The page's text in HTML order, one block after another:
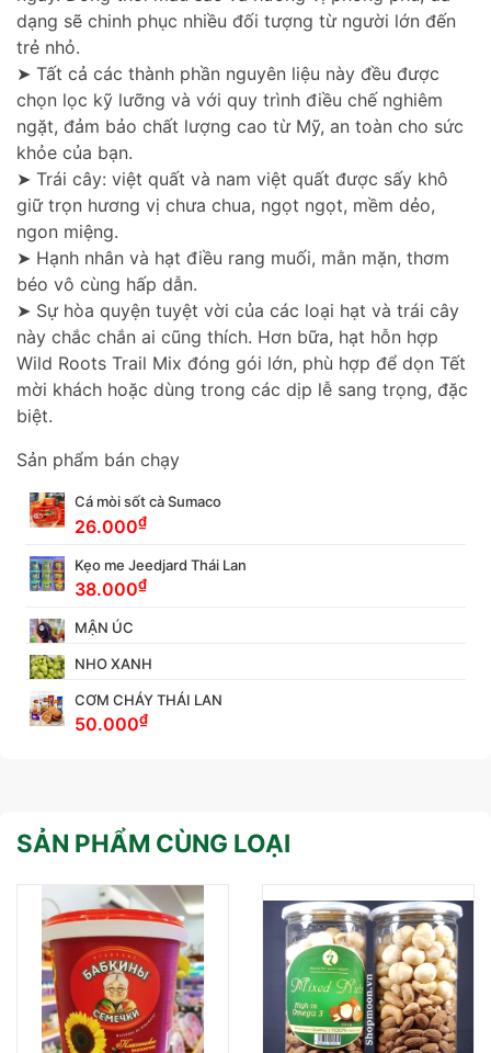
dạng sẽ chinh phục nhiều đối tượng từ người lớn đến
trẻ nhỏ.
➤ Tất cả các thành phần nguyên liệu này đều được
chọn lọc kỹ lưỡng và với quy trình điều chế nghiêm
ngặt, đảm bảo chất lượng cao từ Mỹ, an toàn cho sức
khỏe của bạn.
➤ Trái cây: việt quất và nam việt quất được sấy khô
giữ trọn hương vị chưa chua, ngọt ngọt, mềm dẻo,
ngon miệng.
➤ Hạnh nhân và hạt điều rang muối, mằn mặn, thơm
béo vô cùng hấp dẫn.
➤ Sự hòa quyện tuyệt vời của các loại hạt và trái cây
này chắc chắn ai cũng thích. Hơn bữa, hạt hỗn hợp
Wild Roots Trail Mix đóng gói lớn, phù hợp để dọn Tết
mời khách hoặc dùng trong các dịp lễ sang trọng, đặc
biệt.
Sản phẩm bán chạy
Cá mòi sốt cà Sumaco
26.000₫
Kẹo me Jeedjard Thái Lan
38.000₫
MẬN ÚC
NHO XANH
CƠM CHÁY THÁI LAN
50.000₫
SẢN PHẨM CÙNG LOẠI